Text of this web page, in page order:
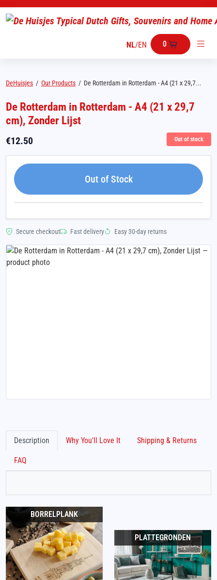
NL/EN 0
DeHuisjes / Our Products / De Rotterdam in Rotterdam - A4 (21 x 29,7...
De Rotterdam in Rotterdam - A4 (21 x 29,7
cm), Zonder Lijst
€12.50 Out of stock
Out of Stock
Secure checkout Fast delivery Easy 30-day returns
Description Why You'll Love It Shipping & Returns
FAQ
BORRELPLANK
PLATTEGRONDEN